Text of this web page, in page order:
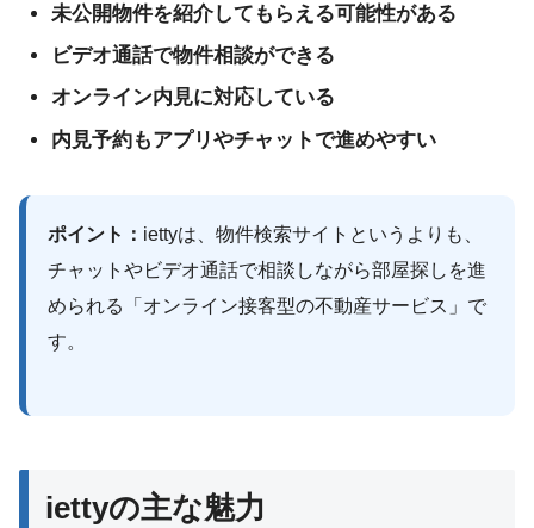
未公開物件を紹介してもらえる可能性がある
ビデオ通話で物件相談ができる
オンライン内見に対応している
内見予約もアプリやチャットで進めやすい
ポイント： iettyは、物件検索サイトというよりも、
チャットやビデオ通話で相談しながら部屋探しを進
められる「オンライン接客型の不動産サービス」で
す。
iettyの主な魅力